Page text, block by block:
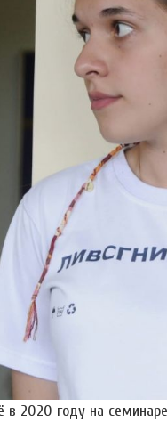
в 2020 году на